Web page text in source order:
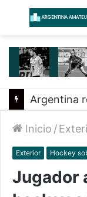
Menú
Inicio /
Exterior Hockey
Jugador